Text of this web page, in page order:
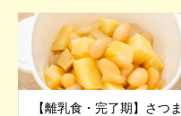
【離乳食・完了期】さつま